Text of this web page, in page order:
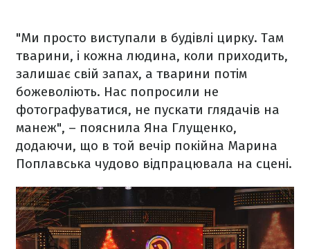
"Ми просто виступали в будівлі цирку. Там
тварини, і кожна людина, коли приходить,
залишає свій запах, а тварини потім
божеволіють. Нас попросили не
фотографуватися, не пускати глядачів на
манеж", – пояснила Яна Глущенко,
додаючи, що в той вечір покійна Марина
Поплавська чудово відпрацювала на сцені.